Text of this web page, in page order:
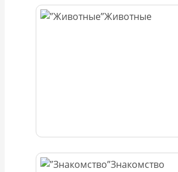
Животные
Знакомство